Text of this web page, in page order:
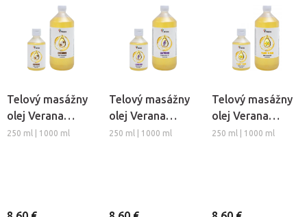
Telový masážny
olej Verana
Kokos
250 ml | 1000 ml
Telový masážny
olej Verana
Levanduľa
250 ml | 1000 ml
Telový masážny
olej Verana
Ylang-Ylang
250 ml | 1000 ml